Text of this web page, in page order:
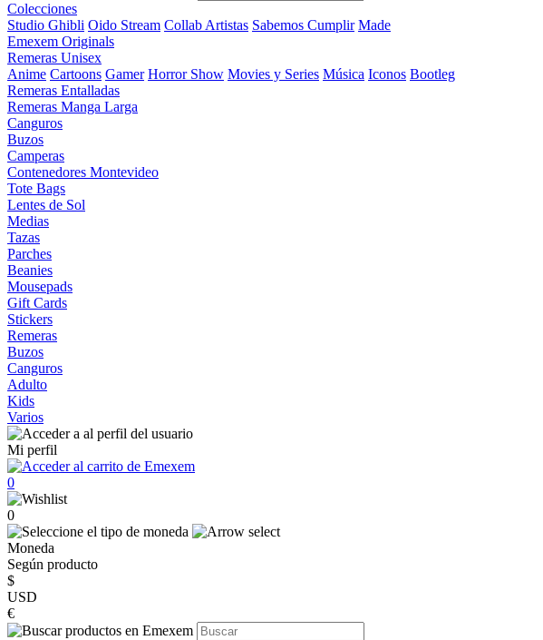
Colecciones
Studio Ghibli Oido Stream Collab Artistas Sabemos Cumplir Made
Emexem Originals
Remeras Unisex
Anime Cartoons Gamer Horror Show Movies y Series Música Iconos Bootleg
Remeras Entalladas
Remeras Manga Larga
Canguros
Buzos
Camperas
Contenedores Montevideo
Tote Bags
Lentes de Sol
Medias
Tazas
Parches
Beanies
Mousepads
Gift Cards
Stickers
Remeras
Buzos
Canguros
Adulto
Kids
Varios
Mi perfil
0
0
Moneda
Según producto
$
USD
€